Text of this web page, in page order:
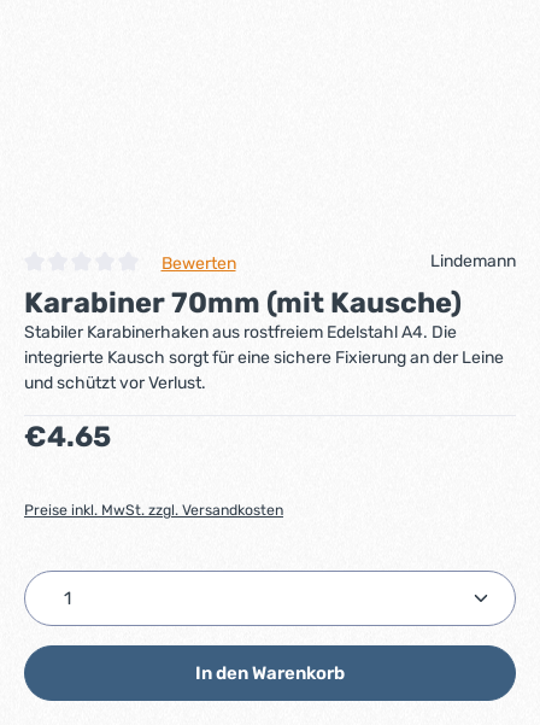
Durchschnittliche Bewertung von 0 von 5 Sternen
Bewerten Lindemann
Karabiner 70mm (mit Kausche)
Stabiler Karabinerhaken aus rostfreiem Edelstahl A4. Die
integrierte Kausch sorgt für eine sichere Fixierung an der Leine
und schützt vor Verlust.
Regulärer Preis:
€4.65
Preise inkl. MwSt. zzgl. Versandkosten
Produkt Anzahl: Gib den gewünschten Wert ein
In den Warenkorb